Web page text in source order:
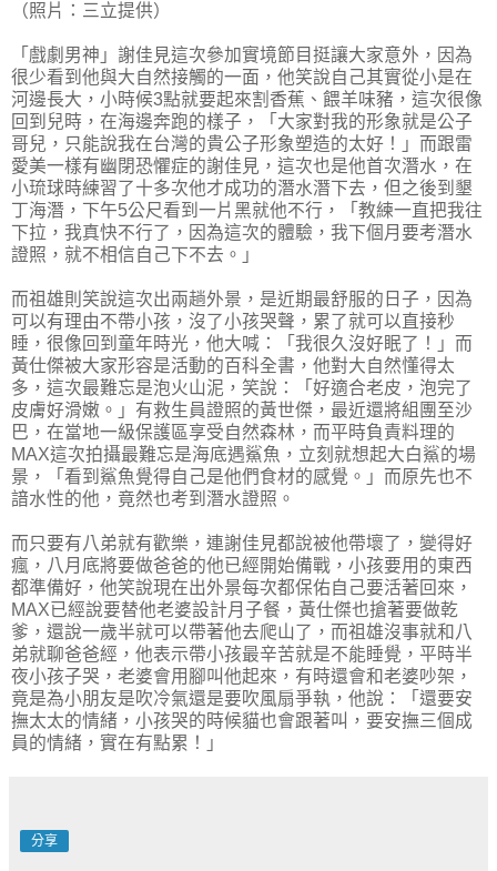
（照片：三立提供）
「戲劇男神」謝佳見這次參加實境節目挺讓大家意外，因為
很少看到他與大自然接觸的一面，他笑說自己其實從小是在
河邊長大，小時候3點就要起來割香蕉、餵羊味豬，這次很像
回到兒時，在海邊奔跑的樣子，「大家對我的形象就是公子
哥兒，只能說我在台灣的貴公子形象塑造的太好！」而跟雷
愛美一樣有幽閉恐懼症的謝佳見，這次也是他首次潛水，在
小琉球時練習了十多次他才成功的潛水潛下去，但之後到墾
丁海潛，下午5公尺看到一片黑就他不行，「教練一直把我往
下拉，我真快不行了，因為這次的體驗，我下個月要考潛水
證照，就不相信自己下不去。」
而祖雄則笑說這次出兩趟外景，是近期最舒服的日子，因為
可以有理由不帶小孩，沒了小孩哭聲，累了就可以直接秒
睡，很像回到童年時光，他大喊：「我很久沒好眠了！」而
黃仕傑被大家形容是活動的百科全書，他對大自然懂得太
多，這次最難忘是泡火山泥，笑說：「好適合老皮，泡完了
皮膚好滑嫩。」有救生員證照的黃世傑，最近還將組團至沙
巴，在當地一級保護區享受自然森林，而平時負責料理的
MAX這次拍攝最難忘是海底遇鯊魚，立刻就想起大白鯊的場
景，「看到鯊魚覺得自己是他們食材的感覺。」而原先也不
諳水性的他，竟然也考到潛水證照。
而只要有八弟就有歡樂，連謝佳見都說被他帶壞了，變得好
瘋，八月底將要做爸爸的他已經開始備戰，小孩要用的東西
都準備好，他笑說現在出外景每次都保佑自己要活著回來，
MAX已經說要替他老婆設計月子餐，黃仕傑也搶著要做乾
爹，還說一歲半就可以帶著他去爬山了，而祖雄沒事就和八
弟就聊爸爸經，他表示帶小孩最辛苦就是不能睡覺，平時半
夜小孩子哭，老婆會用腳叫他起來，有時還會和老婆吵架，
竟是為小朋友是吹冷氣還是要吹風扇爭執，他說：「還要安
撫太太的情緒，小孩哭的時候貓也會跟著叫，要安撫三個成
員的情緒，實在有點累！」
分享